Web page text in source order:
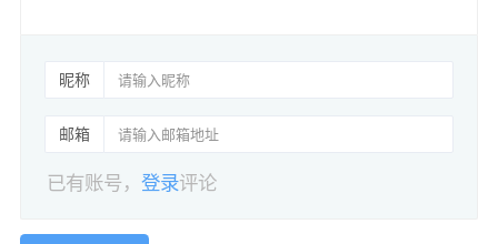
昵称
邮箱
已有账号，登录评论